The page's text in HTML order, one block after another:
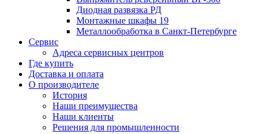
Диодная развязка РД
Монтажные шкафы 19
Металлообработка в Санкт-Петербурге
Сервис
Адреса сервисных центров
Где купить
Доставка и оплата
О производителе
История
Наши преимущества
Наши клиенты
Решения для промышленности